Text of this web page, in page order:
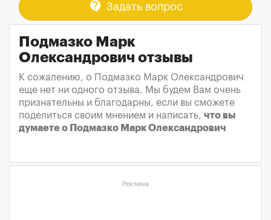
contact_support Задать вопрос
Подмазко Марк
Олександрович отзывы
К сожалению, о Подмазко Марк Олександрович
еще нет ни одного отзыва. Мы будем Вам очень
признательны и благодарны, если вы сможете
поделиться своим мнением и написать, что вы
думаете о Подмазко Марк Олександрович
Реклама